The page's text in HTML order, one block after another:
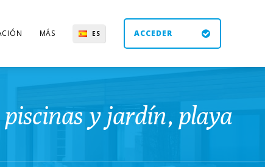
MÁS ES ACCEDER
y jardín, playa